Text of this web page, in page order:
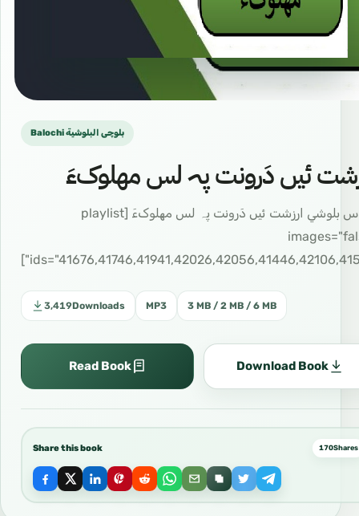
Balochi بلوچی البلوشية
ئیں دَرونت پہ لس مھلوکءَ
دروس بلوشي ارزشت ئیں دَرونت پہ لس مھلوکءَ [playlist
3,419Downloads MP3 3 MB / 2 MB / 6 MB
Read Book Download Book
Share this book 170Shares